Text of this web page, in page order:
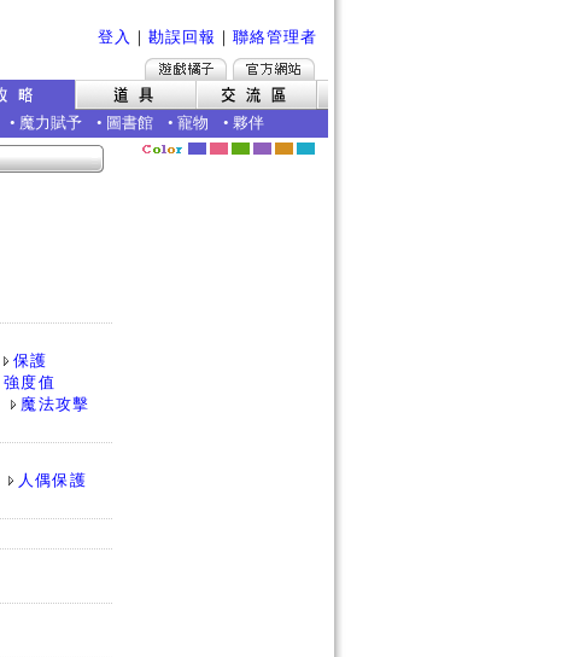
登入 ｜ 勘誤回報 ｜ 聯絡管理者
• 魔力賦予 • 圖書館 • 寵物 • 夥伴
保護
強度值
魔法攻擊
人偶保護